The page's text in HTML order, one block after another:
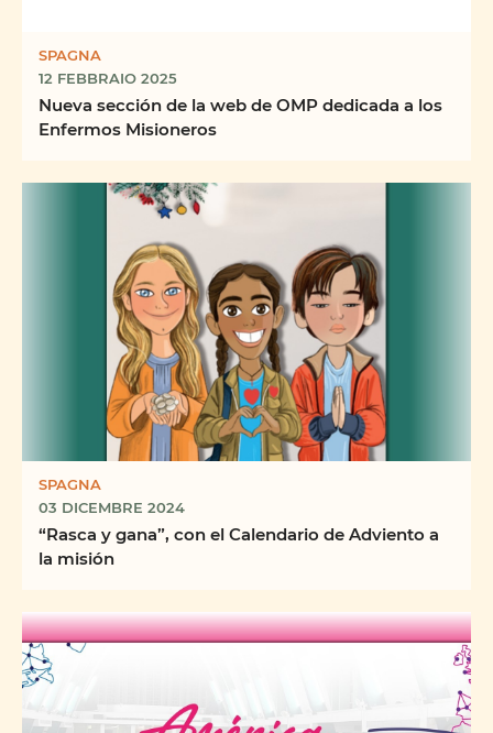
SPAGNA
12 FEBBRAIO 2025
Nueva sección de la web de OMP dedicada a los
Enfermos Misioneros
SPAGNA
03 DICEMBRE 2024
“Rasca y gana”, con el Calendario de Adviento a
la misión